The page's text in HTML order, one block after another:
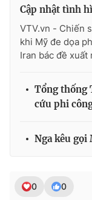
Cập nhật tình
VTV.vn - Chiến
khi Mỹ đe dọa
Iran bác đề xuất
Tổng thống
cứu phi
Nga kêu gọi
0 0